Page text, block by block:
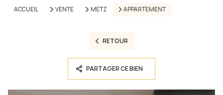
ACCUEIL VENTE METZ APPARTEMENT
RETOUR
PARTAGER CE BIEN